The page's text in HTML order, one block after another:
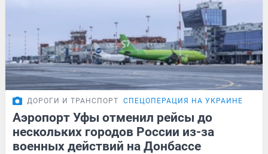
ДОРОГИ И ТРАНСПОРТ СПЕЦОПЕРАЦИЯ НА УКРАИНЕ
Аэропорт Уфы отменил рейсы до
нескольких городов России из-за
военных действий на Донбассе